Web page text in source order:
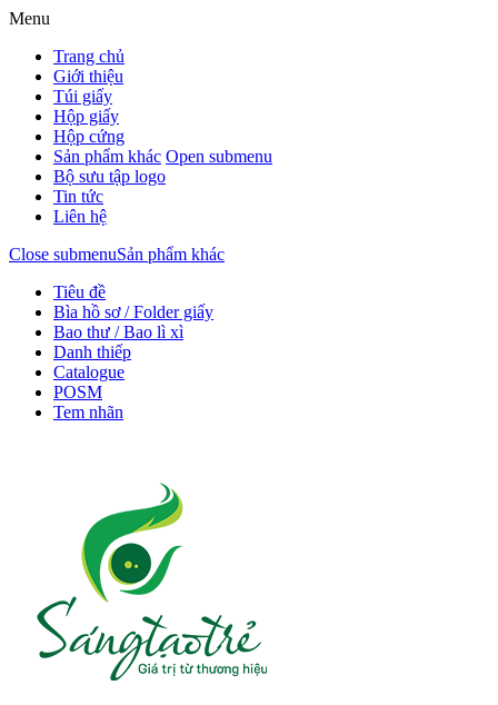
Menu
Trang chủ
Giới thiệu
Túi giấy
Hộp giấy
Hộp cứng
Sản phẩm khác Open submenu
Bộ sưu tập logo
Tin tức
Liên hệ
Close submenuSản phẩm khác
Tiêu đề
Bìa hồ sơ / Folder giấy
Bao thư / Bao lì xì
Danh thiếp
Catalogue
POSM
Tem nhãn